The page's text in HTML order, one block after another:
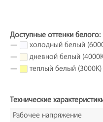
Доступные оттенки белого:
—
холодный белый
—
дневной белый
—
теплый белый (3000K)
Технические
Рабочее напряжение